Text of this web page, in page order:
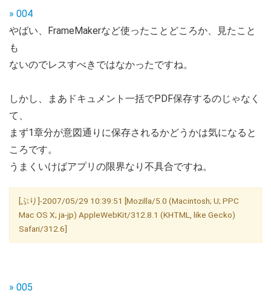
» 004
やばい、FrameMakerなど使ったことどころか、見たこと
も
ないのでレスすべきではなかったですね。
しかし、まあドキュメント一括でPDF保存するのじゃなく
て、
まず1章分が意図通りに保存されるかどうかは気になると
ころです。
うまくいけばアプリの限界なり不具合ですね。
[ぷり]-2007/05/29 10:39:51 [Mozilla/5.0 (Macintosh; U; PPC
Mac OS X; ja-jp) AppleWebKit/312.8.1 (KHTML, like Gecko)
Safari/312.6]
» 005